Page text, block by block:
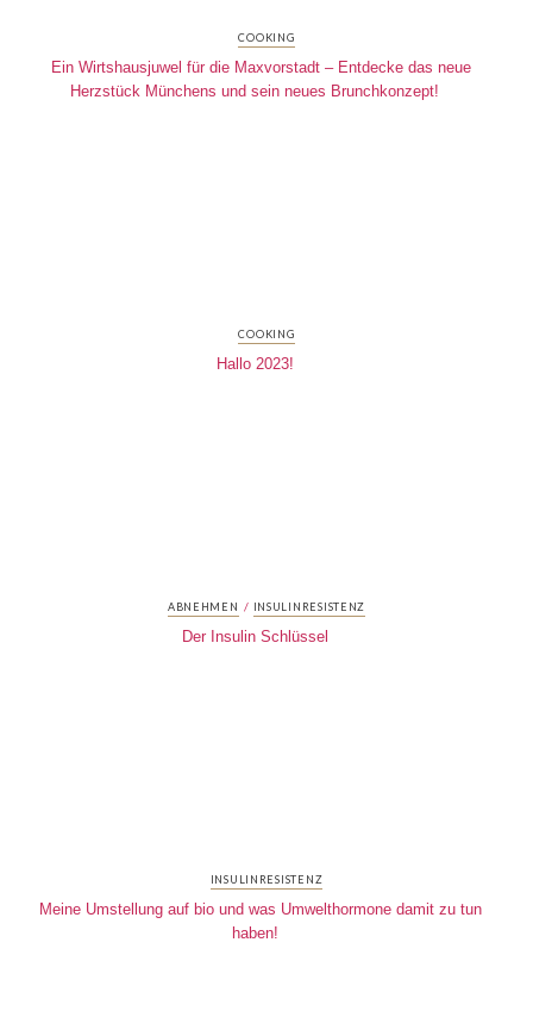
COOKING
Ein Wirtshausjuwel für die Maxvorstadt – Entdecke das neue
Herzstück Münchens und sein neues Brunchkonzept!
COOKING
Hallo 2023!
ABNEHMEN / INSULINRESISTENZ
Der Insulin Schlüssel
INSULINRESISTENZ
Meine Umstellung auf bio und was Umwelthormone damit zu tun
haben!